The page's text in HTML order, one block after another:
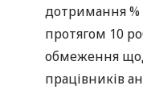
дотримання %
протягом 10
обмеження
працівників